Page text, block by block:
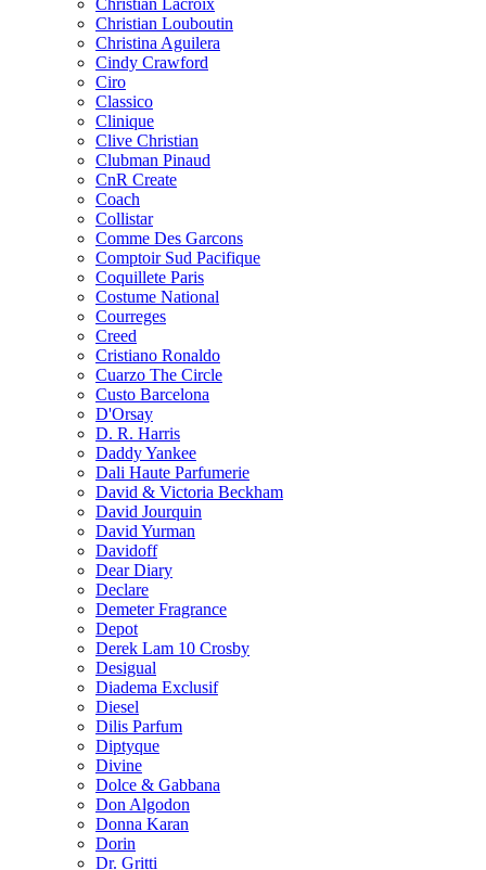
Christian Lacroix
Christian Louboutin
Christina Aguilera
Cindy Crawford
Ciro
Classico
Clinique
Clive Christian
Clubman Pinaud
CnR Create
Coach
Collistar
Comme Des Garcons
Comptoir Sud Pacifique
Coquillete Paris
Costume National
Courreges
Creed
Cristiano Ronaldo
Cuarzo The Circle
Custo Barcelona
D'Orsay
D. R. Harris
Daddy Yankee
Dali Haute Parfumerie
David & Victoria Beckham
David Jourquin
David Yurman
Davidoff
Dear Diary
Declare
Demeter Fragrance
Depot
Derek Lam 10 Crosby
Desigual
Diadema Exclusif
Diesel
Dilis Parfum
Diptyque
Divine
Dolce & Gabbana
Don Algodon
Donna Karan
Dorin
Dr. Gritti